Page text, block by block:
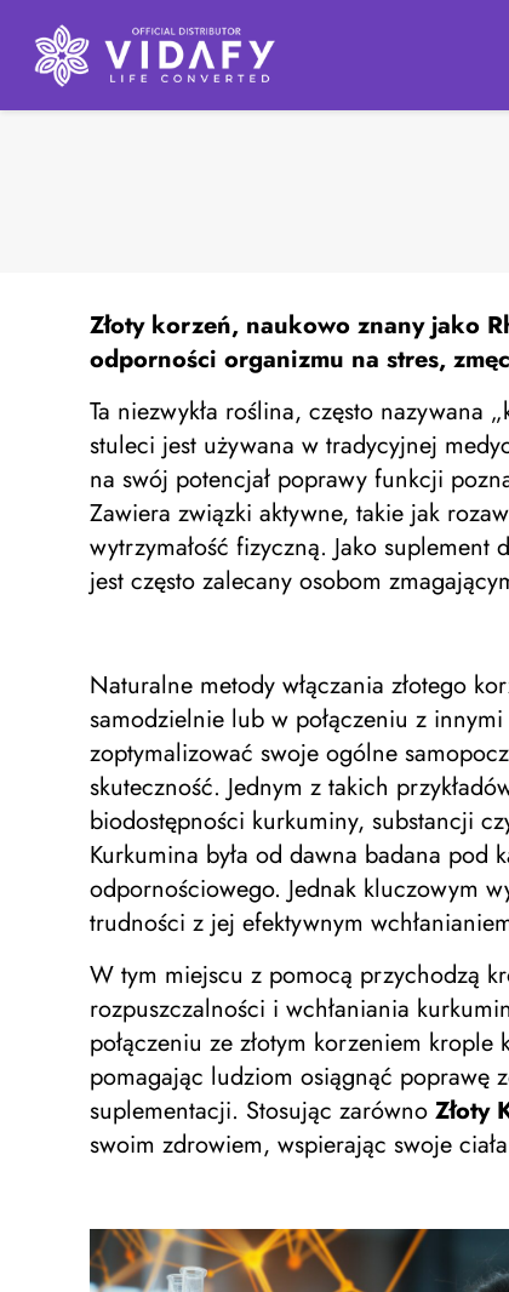
Złoty korzeń, naukowo znany jako
odporności organizmu na stres,
Ta niezwykła roślina, często
stuleci jest używana w tradycyjnej
na swój potencjał poprawy funkcji
Zawiera związki aktywne, takie jak
wytrzymałość fizyczną. Jako suplement
jest często zalecany osobom
Naturalne metody włączania złotego
samodzielnie lub w połączeniu z
zoptymalizować swoje ogólne
skuteczność. Jednym z takich
biodostępności kurkuminy, substancji
Kurkumina była od dawna badana pod
odpornościowego. Jednak kluczowym
trudności z jej efektywnym
W tym miejscu z pomocą przychodzą
rozpuszczalności i wchłaniania
połączeniu ze złotym korzeniem
pomagając ludziom osiągnąć poprawę
suplementacji. Stosując zarównoZłoty
swoim zdrowiem, wspierając swoje